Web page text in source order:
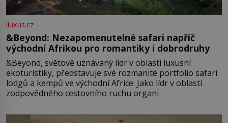
iluxus.cz
&Beyond: Nezapomenutelné safari napříč
východní Afrikou pro romantiky i dobrodruhy
&Beyond, světově uznávaný lídr v oblasti luxusní
ekoturistiky, představuje své rozmanité portfolio safari
lodgů a kempů ve východní Africe. Jako lídr v oblasti
zodpovědného cestovního ruchu organi